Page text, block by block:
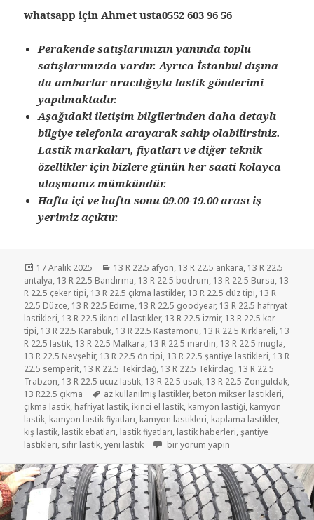
whatsapp için Ahmet usta0552 603 96 56
Perakende satışlarımızın yanında toplu
satışlarımızda vardır. Ayrıca İstanbul dışına
da ambarlar aracılığıyla lastik gönderimi
yapılmaktadır.
Aşağıdaki iletişim bilgilerinden daha detaylı
bilgiye telefonla arayarak sahip olabilirsiniz.
Lastik markaları, fiyatları ve diğer teknik
özellikler için bizlere günün her saati kolayca
ulaşmanız mümkündür.
Hafta içi ve hafta sonu 09.00-19.00 arası iş
yerimiz açıktır.
Yayın
tarihi
17 Aralık 2025 Kategoriler
13 R 22.5 afyon, 13 R 22.5 ankara, 13 R 22.5
antalya, 13 R 22.5 Bandırma, 13 R 22.5 bodrum, 13 R 22.5 Bursa, 13
R 22.5 çeker tipi, 13 R 22.5 çıkma lastikler, 13 R 22.5 düz tipi, 13 R
22.5 Düzce, 13 R 22.5 Edirne, 13 R 22.5 goodyear, 13 R 22.5 hafriyat
lastikleri, 13 R 22.5 ikinci el lastikler, 13 R 22.5 izmir, 13 R 22.5 kar
tipi, 13 R 22.5 Karabük, 13 R 22.5 Kastamonu, 13 R 22.5 Kırklareli, 13
R 22.5 lastik, 13 R 22.5 Malkara, 13 R 22.5 mardin, 13 R 22.5 mugla,
13 R 22.5 Nevşehir, 13 R 22.5 ön tipi, 13 R 22.5 şantiye lastikleri, 13 R
22.5 semperit, 13 R 22.5 Tekirdağ, 13 R 22.5 Tekirdag, 13 R 22.5
Trabzon, 13 R 22.5 ucuz lastik, 13 R 22.5 usak, 13 R 22.5 Zonguldak,
13 R22.5 çıkma
Etiketler
az kullanılmış lastikler, beton mikser lastikleri,
çıkma lastik, hafriyat lastik, ikinci el lastik, kamyon lastiği, kamyon
lastik, kamyon lastik fiyatları, kamyon lastikleri, kaplama lastikler,
kış lastik, lastik ebatları, lastik fiyatları, lastik haberleri,şantiye
lastikleri, sıfır lastik,yeni lastik 13R22.5 HAFRİYAT LASTİK için
bir yorum yapın